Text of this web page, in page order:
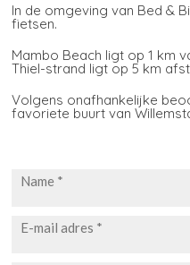
In de omgeving van Bed &
fietsen.
Mambo Beach ligt op 1 km
Thiel-strand ligt op 5 km
Volgens onafhankelijke
favoriete buurt van